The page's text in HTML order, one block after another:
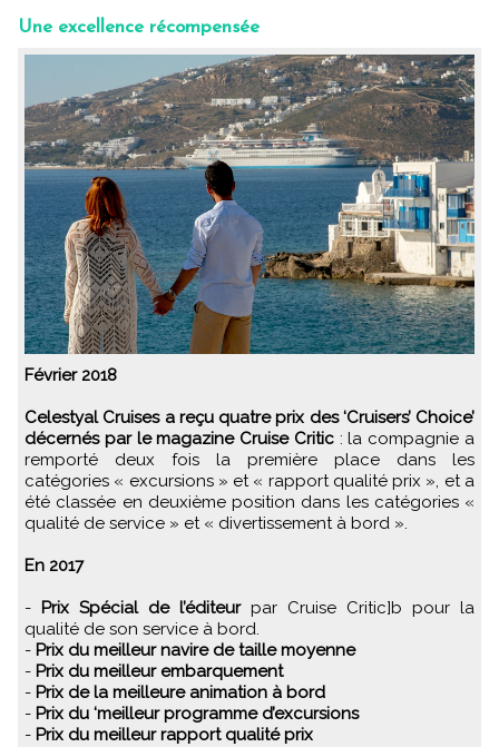
Une excellence récompensée
Février 2018
Celestyal Cruises a reçu quatre prix des ‘Cruisers’ Choice’
décernés par le magazine Cruise Critic: la compagnie a
remporté deux fois la première place dans les
catégories « excursions » et « rapport qualité prix », et a
été classée en deuxième position dans les catégories «
qualité de service » et « divertissement à bord ».
En 2017
- Prix Spécial de l’éditeurpar Cruise Critic]b pour la
qualité de son service à bord.
- Prix du meilleur navire de taille moyenne
- Prix du meilleur embarquement
- Prix de la meilleure animation à bord
- Prix du ‘meilleur programme d’excursions
- Prix du meilleur rapport qualité prix